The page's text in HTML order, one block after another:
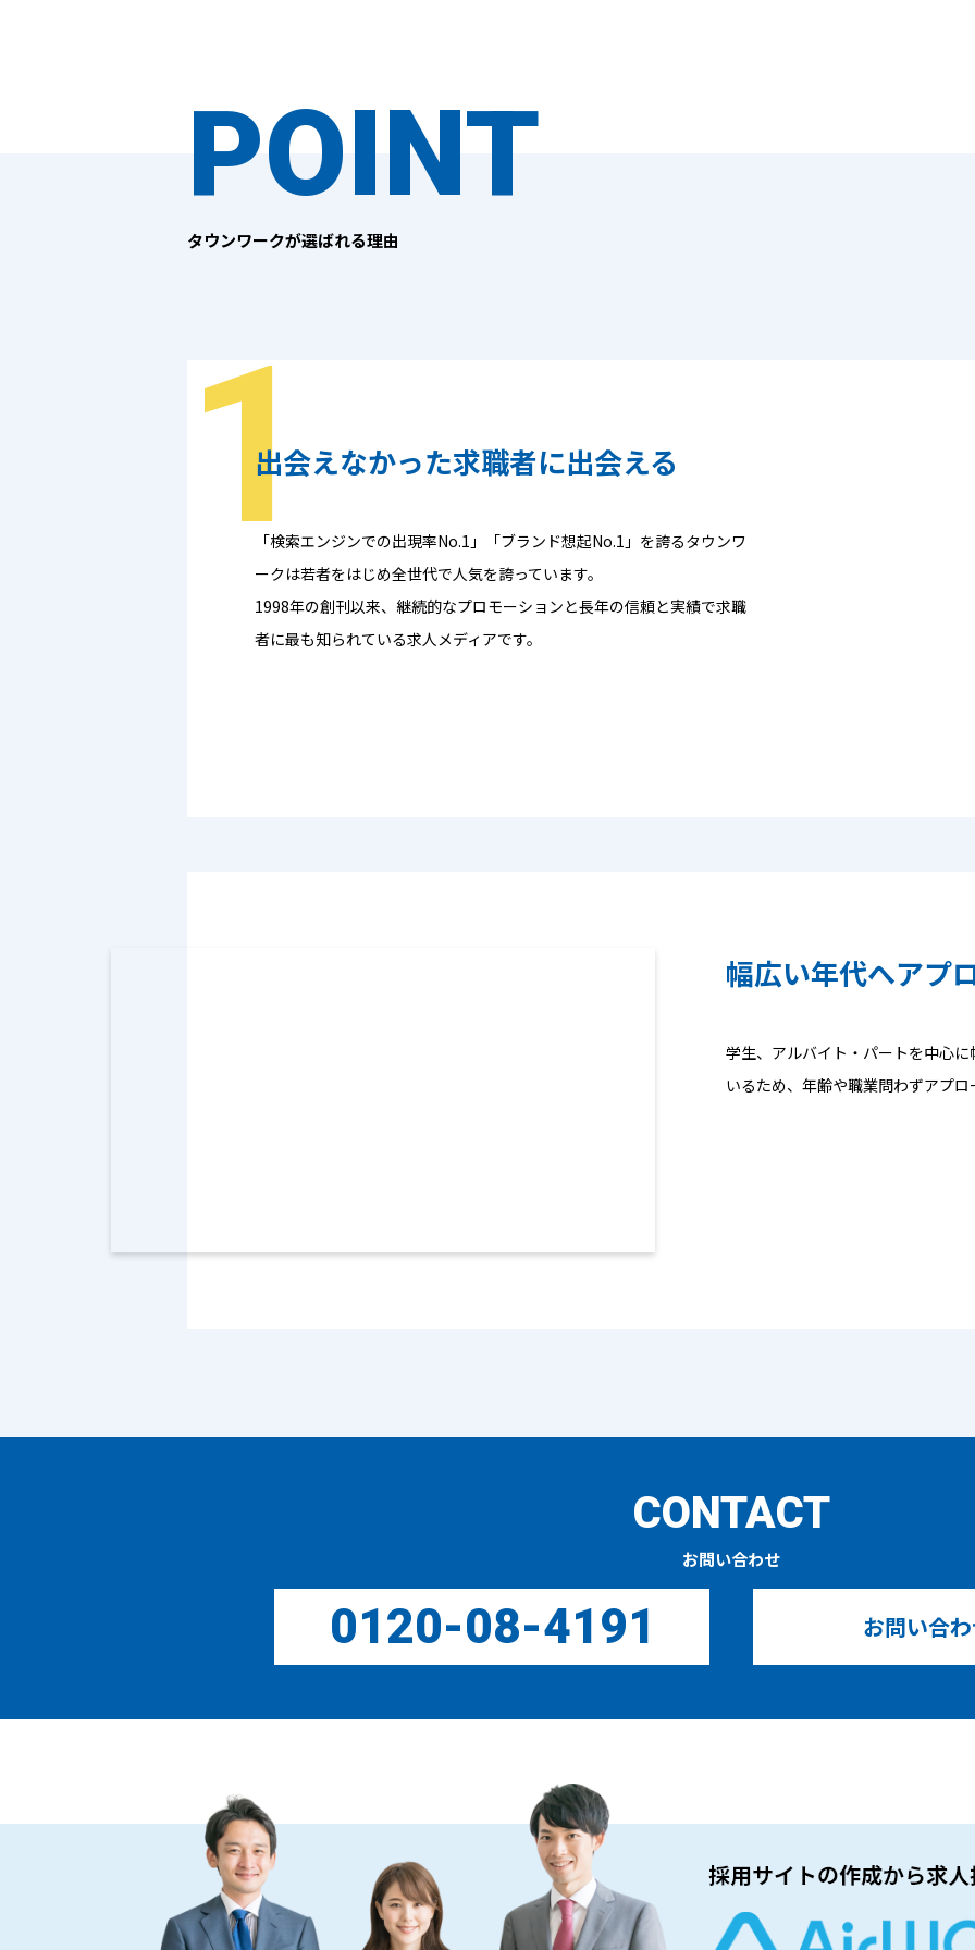
POINT
タウンワークが選ばれる理由
出会えなかった求職者に出会える
「検索エンジンでの出現率No.1」「ブランド想起No.1」を誇るタウンワ
ークは若者をはじめ全世代で人気を誇っています。
1998年の創刊以来、継続的なプロモーションと長年の信頼と実績で求職
者に最も知られている求人メディアです。
幅広い年代へアプ
学生、アルバイト・パートを中心
いるため、年齢や職業問わずアプ
CONTACT
お問い合わせ
0120-08-4191 お問い合